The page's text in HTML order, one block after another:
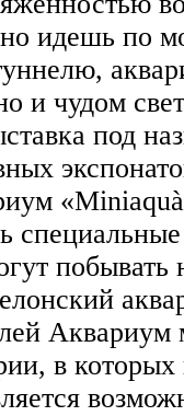
идешь по
и чудом
под
побывать
в которых